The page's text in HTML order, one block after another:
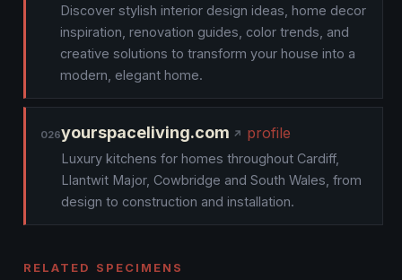
Discover stylish interior design ideas, home decor
inspiration, renovation guides, color trends, and
creative solutions to transform your house into a
modern, elegant home.
026yourspaceliving.com profile
Luxury kitchens for homes throughout Cardiff,
Llantwit Major, Cowbridge and South Wales, from
design to construction and installation.
RELATED SPECIMENS